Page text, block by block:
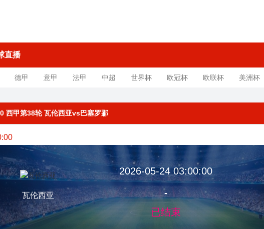
直播
德甲 意甲 法甲 中超 世界杯 欧冠杯 欧联杯 美洲杯
西甲第38轮 瓦伦西亚vs巴塞罗那
瓦伦西亚
2026-05-24 03:00:00
-
已结束